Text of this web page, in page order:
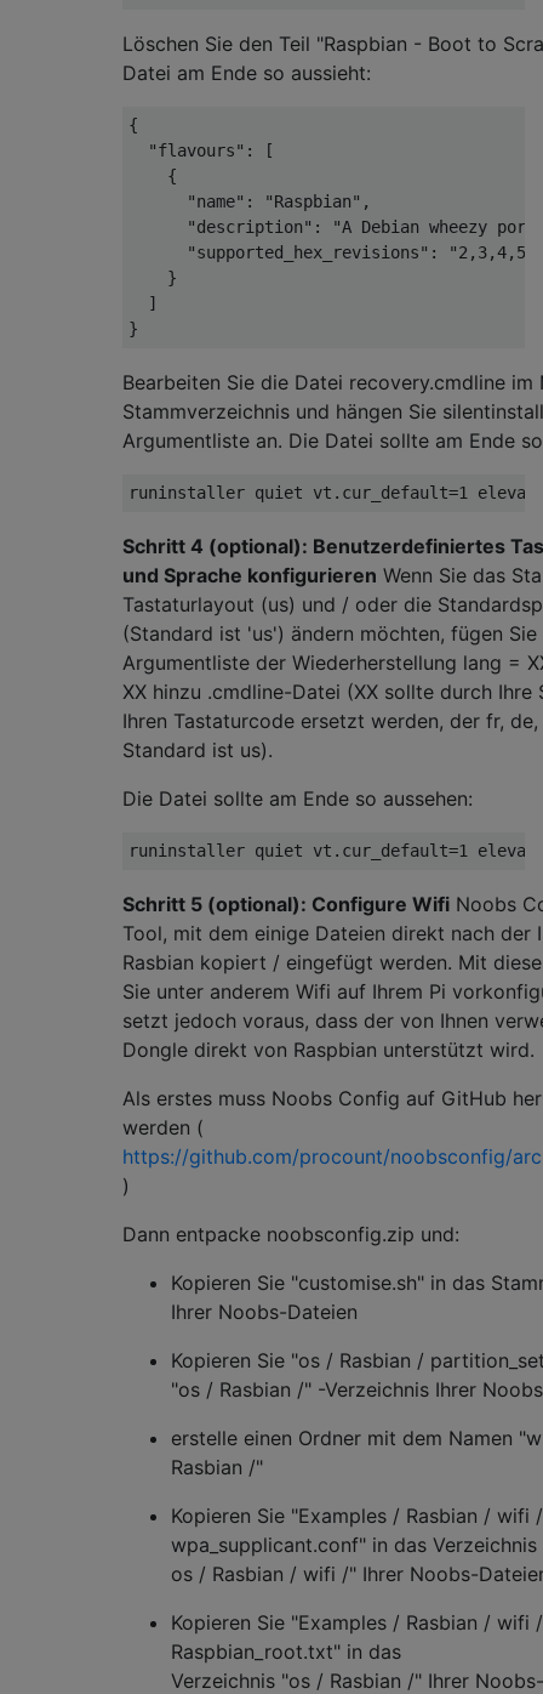
Löschen Sie den Teil "Raspbian - Boot to
Datei am Ende so aussieht:
{
  "flavours": [
    {
      "name": "Raspbian",
"description": "A Debian wheezy
"supported_hex_revisions":
    }
  ]
Bearbeiten Sie die Datei recovery.cmdline im
Stammverzeichnis und hängen Sie
Argumentliste an. Die Datei sollte am Ende
Schritt 4 (optional): Benutzerdefiniertes
und Sprache konfigurieren Wenn Sie das
Tastaturlayout (us) und / oder die
(Standard ist 'us') ändern möchten, fügen Sie
Argumentliste der Wiederherstellung lang =
XX hinzu .cmdline-Datei (XX sollte durch Ihre
Ihren Tastaturcode ersetzt werden, der fr, de,
Standard ist us).
Die Datei sollte am Ende so aussehen:
Schritt 5 (optional): Configure Wifi Noobs
Tool, mit dem einige Dateien direkt nach der
Rasbian kopiert / eingefügt werden. Mit
Sie unter anderem Wifi auf Ihrem Pi
setzt jedoch voraus, dass der von Ihnen
Dongle direkt von Raspbian unterstützt wird.
Als erstes muss Noobs Config auf GitHub
werden (
https://github.com/procount/noobsconfig/
)
Dann entpacke noobsconfig.zip und:
Kopieren Sie "customise.sh" in das
Ihrer Noobs-Dateien
Kopieren Sie "os / Rasbian /
"os / Rasbian /" -Verzeichnis Ihrer
erstelle einen Ordner mit dem Namen
Rasbian /"
Kopieren Sie "Examples / Rasbian / wifi
wpa_supplicant.conf" in das Verzeichnis
os / Rasbian / wifi /" Ihrer Noobs-
Kopieren Sie "Examples / Rasbian / wifi /
Raspbian_root.txt" in das
Verzeichnis "os / Rasbian /" Ihrer